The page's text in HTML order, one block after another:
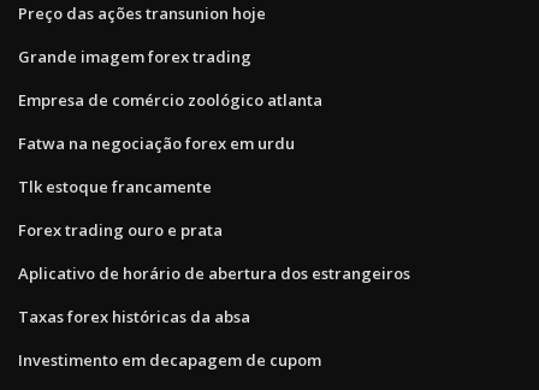
Preço das ações transunion hoje
Grande imagem forex trading
Empresa de comércio zoológico atlanta
Fatwa na negociação forex em urdu
Tlk estoque francamente
Forex trading ouro e prata
Aplicativo de horário de abertura dos estrangeiros
Taxas forex históricas da absa
Investimento em decapagem de cupom